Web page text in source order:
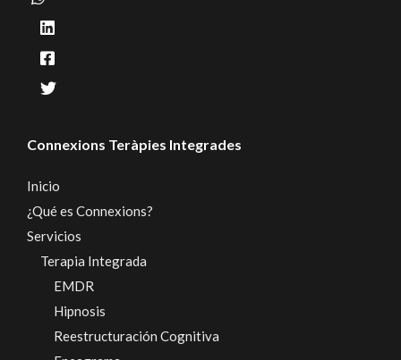
Connexions Teràpies Integrades
Inicio
¿Qué es Connexions?
Servicios
Terapia Integrada
EMDR
Hipnosis
Reestructuración Cognitiva